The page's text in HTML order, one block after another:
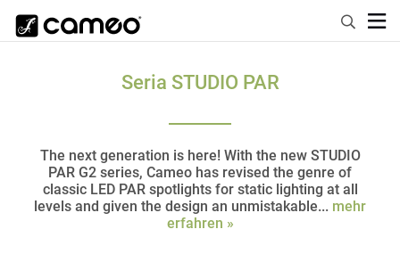
Seria STUDIO PAR
The next generation is here! With the new STUDIO
PAR G2 series, Cameo has revised the genre of
classic LED PAR spotlights for static lighting at all
levels and given the design an unmistakable... mehr
erfahren »